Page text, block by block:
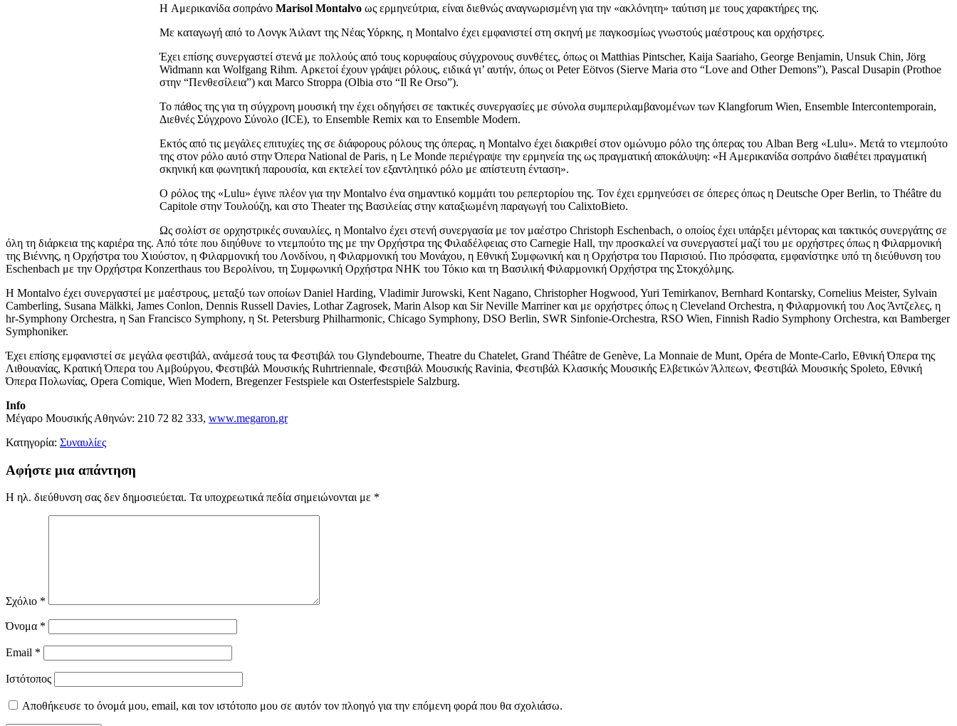
H Αμερικανίδα σοπράνο Marisol Montalvo ως ερμηνεύτρια, είναι διεθνώς αναγνωρισμένη για την «ακλόνητη» ταύτιση με τους χαρακτήρες της.
Με καταγωγή από το Λονγκ Άιλαντ της Νέας Υόρκης, η Montalvo έχει εμφανιστεί στη σκηνή με παγκοσμίως γνωστούς μαέστρους και ορχήστρες.
Έχει επίσης συνεργαστεί στενά με πολλούς από τους κορυφαίους σύγχρονους συνθέτες, όπως οι Matthias Pintscher, Kaija Saariaho, George Benjamin, Unsuk Chin, Jörg
Widmann και Wolfgang Rihm. Αρκετοί έχουν γράψει ρόλους, ειδικά γι’ αυτήν, όπως οι Peter Eötvos (Sierve Maria στο “Love and Other Demons”), Pascal Dusapin (Prothoe
στην “Πενθεσίλεια”) και Marco Stroppa (Olbia στο “Il Re Orso”).
Το πάθος της για τη σύγχρονη μουσική την έχει οδηγήσει σε τακτικές συνεργασίες με σύνολα συμπεριλαμβανομένων των Klangforum Wien, Ensemble Intercontemporain,
Διεθνές Σύγχρονο Σύνολο (ICE), το Ensemble Remix και το Ensemble Modern.
Εκτός από τις μεγάλες επιτυχίες της σε διάφορους ρόλους της όπερας, η Montalvo έχει διακριθεί στον ομώνυμο ρόλο της όπερας του Alban Berg «Lulu». Μετά το ντεμπούτο
της στον ρόλο αυτό στην Όπερα National de Paris, η Le Monde περιέγραψε την ερμηνεία της ως πραγματική αποκάλυψη: «Η Αμερικανίδα σοπράνο διαθέτει πραγματική
σκηνική και φωνητική παρουσία, και εκτελεί τον εξαντλητικό ρόλο με απίστευτη ένταση».
Ο ρόλος της «Lulu» έγινε πλέον για την Montalvo ένα σημαντικό κομμάτι του ρεπερτορίου της. Τον έχει ερμηνεύσει σε όπερες όπως η Deutsche Oper Berlin, το Théâtre du
Capitole στην Τουλούζη, και στο Theater της Βασιλείας στην καταξιωμένη παραγωγή του CalixtoBieto.
Ως σολίστ σε ορχηστρικές συναυλίες, η Montalvo έχει στενή συνεργασία με τον μαέστρο Christoph Eschenbach, ο οποίος έχει υπάρξει μέντορας και τακτικός συνεργάτης σε
όλη τη διάρκεια της καριέρα της. Από τότε που διηύθυνε το ντεμπούτο της με την Ορχήστρα της Φιλαδέλφειας στο Carnegie Hall, την προσκαλεί να συνεργαστεί μαζί του με ορχήστρες όπως η Φιλαρμονική
της Βιέννης, η Ορχήστρα του Χιούστον, η Φιλαρμονική του Λονδίνου, η Φιλαρμονική του Μονάχου, η Εθνική Συμφωνική και η Ορχήστρα του Παρισιού. Πιο πρόσφατα, εμφανίστηκε υπό τη διεύθυνση του
Eschenbach με την Ορχήστρα Konzerthaus του Βερολίνου, τη Συμφωνική Ορχήστρα NHK του Τόκιο και τη Βασιλική Φιλαρμονική Ορχήστρα της Στοκχόλμης.
Η Montalvo έχει συνεργαστεί με μαέστρους, μεταξύ των οποίων Daniel Harding, Vladimir Jurowski, Kent Nagano, Christopher Hogwood, Yuri Temirkanov, Bernhard Kontarsky, Cornelius Meister, Sylvain
Camberling, Susana Mälkki, James Conlon, Dennis Russell Davies, Lothar Zagrosek, Marin Alsop και Sir Neville Marriner και με ορχήστρες όπως η Cleveland Orchestra, η Φιλαρμονική του Λος Άντζελες, η
hr-Symphony Orchestra, η San Francisco Symphony, η St. Petersburg Philharmonic, Chicago Symphony, DSO Berlin, SWR Sinfonie-Orchestra, RSO Wien, Finnish Radio Symphony Orchestra, και Bamberger
Symphoniker.
Έχει επίσης εμφανιστεί σε μεγάλα φεστιβάλ, ανάμεσά τους τα Φεστιβάλ του Glyndebourne, Theatre du Chatelet, Grand Théâtre de Genève, La Monnaie de Munt, Opéra de Monte-Carlo, Εθνική Όπερα της
Λιθουανίας, Κρατική Όπερα του Αμβούργου, Φεστιβάλ Μουσικής Ruhrtriennale, Φεστιβάλ Μουσικής Ravinia, Φεστιβάλ Κλασικής Μουσικής Ελβετικών Άλπεων, Φεστιβάλ Μουσικής Spoleto, Εθνική
Όπερα Πολωνίας, Opera Comique, Wien Modern, Bregenzer Festspiele και Osterfestspiele Salzburg.
Info
Μέγαρο Μουσικής Αθηνών: 210 72 82 333, www.megaron.gr
Κατηγορία: Συναυλίες
Αφήστε μια απάντηση
Η ηλ. διεύθυνση σας δεν δημοσιεύεται. Τα υποχρεωτικά πεδία σημειώνονται με *
Σχόλιο *
Όνομα *
Email *
Ιστότοπος
Αποθήκευσε το όνομά μου, email, και τον ιστότοπο μου σε αυτόν τον πλοηγό για την επόμενη φορά που θα σχολιάσω.